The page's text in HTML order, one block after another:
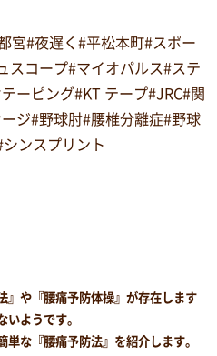
宮#夜遅く#平松本町#スポー
スコープ#マイオパルス#ステ
ーピング#KT テープ#JRC#関
ジ#野球肘#腰椎分離症#野球
ンスプリント
』や『腰痛予防体操』が存在します
いようです。
な『腰痛予防法』を紹介します。